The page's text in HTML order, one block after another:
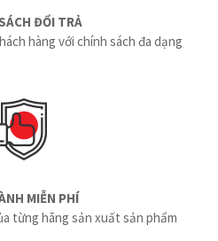
ĐỔI TRẢ
hàng với chính sách đa dạng
MIỄN PHÍ
từng hãng sản xuất sản phẩm